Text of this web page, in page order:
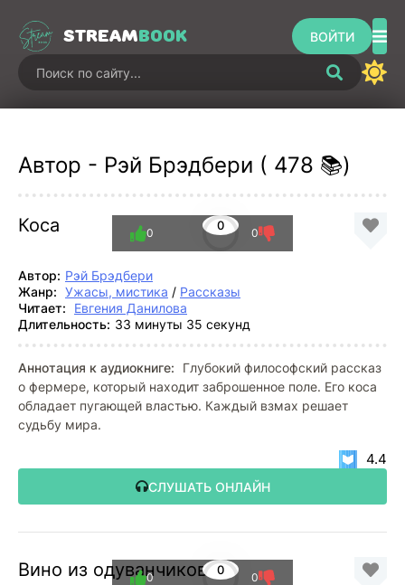
STREAMBOOK ВОЙТИ
Автор - Рэй Брэдбери ( 478 📚)
Коса 0
0 0
Автор: Рэй Брэдбери
Жанр: Ужасы, мистика / Рассказы
Читает:
Евгения Данилова
Длительность: 33 минуты 35 секунд
Аннотация к аудиокниге:
Глубокий философский рассказ
о фермере, который находит заброшенное поле. Его коса
обладает пугающей властью. Каждый взмах решает
судьбу мира.
СЛУШАТЬ ОНЛАЙН
4.4
Вино из одуванчиков 0
0 0